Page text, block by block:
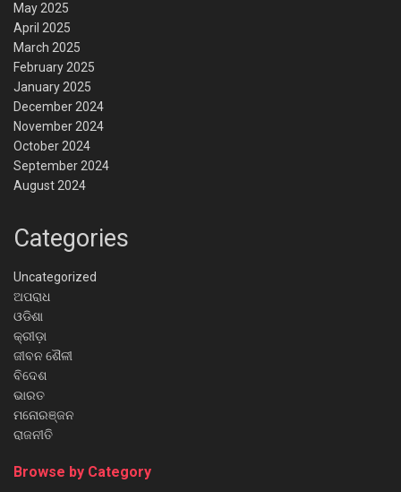
May 2025
April 2025
March 2025
February 2025
January 2025
December 2024
November 2024
October 2024
September 2024
August 2024
Categories
Uncategorized
ଅପରାଧ
ଓଡିଶା
କ୍ରୀଡ଼ା
ଜୀବନ ଶୈଳୀ
ବିଦେଶ
ଭାରତ
ମନୋରଞ୍ଜନ
ରାଜନୀତି
Browse by Category